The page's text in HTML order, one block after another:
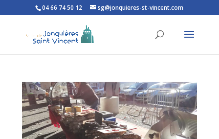
Ouvrir la barre d’outils
04 66 74 50 12 sg@jonquieres-st-vincent.com